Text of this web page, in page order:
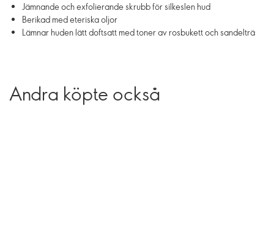
Jämnande och exfolierande skrubb för silkeslen hud
Berikad med eteriska oljor
Lämnar huden lätt doftsatt med toner av rosbukett och sandelträ
Andra köpte också